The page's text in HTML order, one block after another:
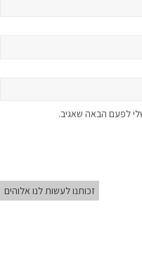
לפעם הבאה שאגיב.
זכותנו לעשות לנו אלוהים